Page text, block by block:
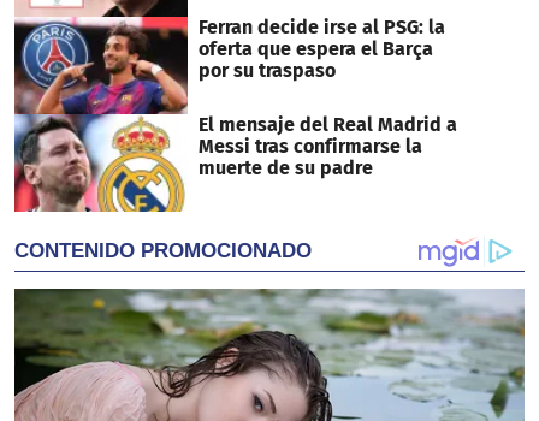
Ferran decide irse al PSG: la
oferta que espera el Barça
por su traspaso
El mensaje del Real Madrid a
Messi tras confirmarse la
muerte de su padre